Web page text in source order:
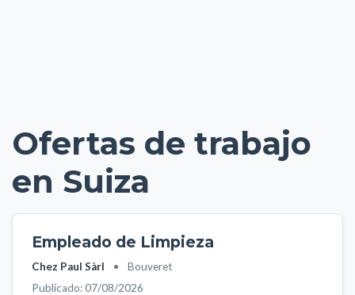
Ofertas de trabajo
en Suiza
Empleado de Limpieza
Chez Paul Sàrl •
Bouveret
Publicado: 07/08/2026